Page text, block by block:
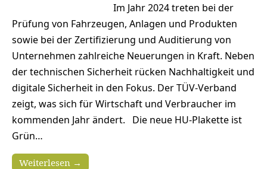
Im Jahr 2024 treten bei der
Prüfung von Fahrzeugen, Anlagen und Produkten
sowie bei der Zertifizierung und Auditierung von
Unternehmen zahlreiche Neuerungen in Kraft. Neben
der technischen Sicherheit rücken Nachhaltigkeit und
digitale Sicherheit in den Fokus. Der TÜV-Verband
zeigt, was sich für Wirtschaft und Verbraucher im
kommenden Jahr ändert. Die neue HU-Plakette ist
Grün…
Weiterlesen →